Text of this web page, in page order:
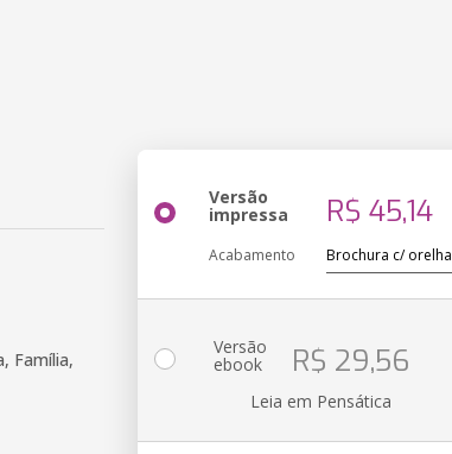
Família,
Versão
impressa R$ 45,14
Acabamento
Versão
ebook R$ 29,56
Leia em Pensática